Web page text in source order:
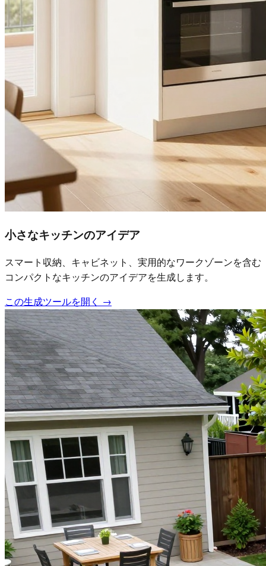
小さなキッチンのアイデア
スマート収納、キャビネット、実用的なワークゾーンを含む
コンパクトなキッチンのアイデアを生成します。
この生成ツールを開く →